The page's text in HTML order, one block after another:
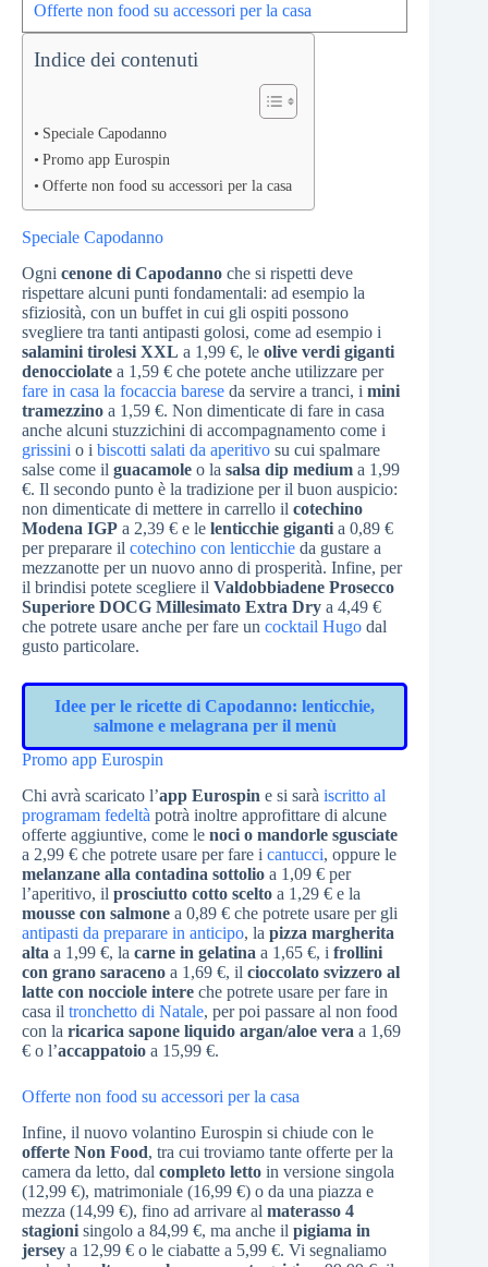
Offerte non food su accessori per la casa
Indice dei contenuti
Speciale Capodanno
Promo app Eurospin
Offerte non food su accessori per la casa
Speciale Capodanno
Ogni cenone di Capodanno che si rispetti deve
rispettare alcuni punti fondamentali: ad esempio la
sfiziosità, con un buffet in cui gli ospiti possono
svegliere tra tanti antipasti golosi, come ad esempio i
salamini tirolesi XXL a 1,99 €, le olive verdi giganti
denocciolate a 1,59 € che potete anche utilizzare per
fare in casa la focaccia barese da servire a tranci, i mini
tramezzino a 1,59 €. Non dimenticate di fare in casa
anche alcuni stuzzichini di accompagnamento come i
grissini o i biscotti salati da aperitivo su cui spalmare
salse come il guacamole o la salsa dip medium a 1,99
€. Il secondo punto è la tradizione per il buon auspicio:
non dimenticate di mettere in carrello il cotechino
Modena IGP a 2,39 € e le lenticchie giganti a 0,89 €
per preparare il cotechino con lenticchie da gustare a
mezzanotte per un nuovo anno di prosperità. Infine, per
il brindisi potete scegliere il Valdobbiadene Prosecco
Superiore DOCG Millesimato Extra Dry a 4,49 €
che potrete usare anche per fare un cocktail Hugo dal
gusto particolare.
Idee per le ricette di Capodanno: lenticchie,
salmone e melagrana per il menù
Promo app Eurospin
Chi avrà scaricato l’app Eurospin e si sarà iscritto al
programam fedeltà potrà inoltre approfittare di alcune
offerte aggiuntive, come le noci o mandorle sgusciate
a 2,99 € che potrete usare per fare i cantucci, oppure le
melanzane alla contadina sottolio a 1,09 € per
l’aperitivo, il prosciutto cotto scelto a 1,29 € e la
mousse con salmone a 0,89 € che potrete usare per gli
antipasti da preparare in anticipo, la pizza margherita
alta a 1,99 €, la carne in gelatina a 1,65 €, i frollini
con grano saraceno a 1,69 €, il cioccolato svizzero al
latte con nocciole intere che potrete usare per fare in
casa il tronchetto di Natale, per poi passare al non food
con la ricarica sapone liquido argan/aloe vera a 1,69
€ o l’accappatoio a 15,99 €.
Offerte non food su accessori per la casa
Infine, il nuovo volantino Eurospin si chiude con le
offerte Non Food, tra cui troviamo tante offerte per la
camera da letto, dal completo letto in versione singola
(12,99 €), matrimoniale (16,99 €) o da una piazza e
mezza (14,99 €), fino ad arrivare al materasso 4
stagioni singolo a 84,99 €, ma anche il pigiama in
jersey a 12,99 € o le ciabatte a 5,99 €. Vi segnaliamo